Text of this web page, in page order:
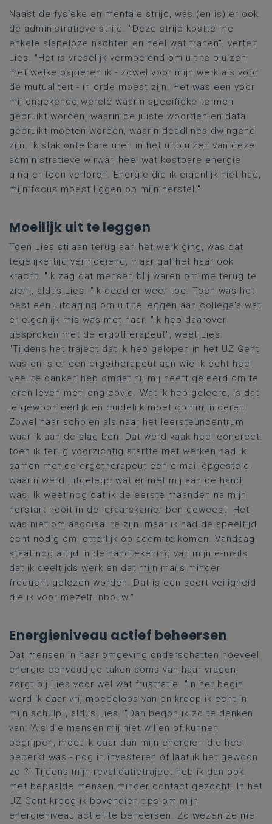
Naast de fysieke en mentale strijd, was (en is) er ook
de administratieve strijd. "Deze strijd kostte me
enkele slapeloze nachten en heel wat tranen", vertelt
Lies. "Het is vreselijk vermoeiend om uit te pluizen
met welke papieren ik - zowel voor mijn werk als voor
de mutualiteit - in orde moest zijn. Het was een voor
mij ongekende wereld waarin specifieke termen
gebruikt worden, waarin de juiste woorden en data
gebruikt moeten worden, waarin deadlines dwingend
zijn. Ik stak ontelbare uren in het uitpluizen van deze
administratieve wirwar, heel wat kostbare energie
ging er toen verloren. Energie die ik eigenlijk niet had,
mijn focus moest liggen op mijn herstel."
Moeilijk uit te leggen
Toen Lies stilaan terug aan het werk ging, was dat
tegelijkertijd vermoeiend, maar gaf het haar ook
kracht. "Ik zag dat mensen blij waren om me terug te
zien", aldus Lies. "Ik deed er weer toe. Toch was het
best een uitdaging om uit te leggen aan collega's wat
er eigenlijk mis was met haar. "Ik heb daarover
gesproken met de ergotherapeut", weet Lies.
"Tijdens het traject dat ik heb gelopen in het UZ Gent
was en is er een ergotherapeut aan wie ik echt heel
veel te danken heb omdat hij mij heeft geleerd om te
leren leven met long-covid. Wat ik heb geleerd, is dat
je gewoon eerlijk en duidelijk moet communiceren.
Zowel naar scholen als naar het leersteuncentrum
waar ik aan de slag ben. Dat werd vaak heel concreet:
toen ik terug voorzichtig startte met werken had ik
samen met de ergotherapeut een e-mail opgesteld
waarin werd uitgelegd wat er met mij aan de hand
was. Ik weet nog dat ik de eerste maanden na mijn
herstart nooit in de leraarskamer ben geweest. Het
was niet om asociaal te zijn, maar ik had de speeltijd
echt nodig om letterlijk op adem te komen. Vandaag
staat nog altijd in de handtekening van mijn e-mails
dat ik deeltijds werk en dat mijn mails minder
frequent gelezen worden. Dat is een soort veiligheid
die ik voor mezelf inbouw."
Energieniveau actief beheersen
Dat mensen in haar omgeving onderschatten hoeveel
energie eenvoudige taken soms van haar vragen,
zorgt bij Lies voor wel wat frustratie. "In het begin
werd ik daar vrij moedeloos van en kroop ik echt in
mijn schulp", aldus Lies. "Dan begon ik zo te denken
van: 'Als die mensen mij niet willen of kunnen
begrijpen, moet ik daar dan mijn energie - die heel
beperkt was - nog in investeren of laat ik het gewoon
zo ?' Tijdens mijn revalidatietraject heb ik dan ook
met bepaalde mensen minder contact gezocht. In het
UZ Gent kreeg ik bovendien tips om mijn
energieniveau actief te beheersen. Zo wezen ze me